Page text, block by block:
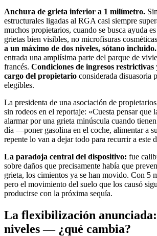
Anchura de grieta inferior a 1 milímetro.
estructurales ligadas al RGA casi siempre
muchos propietarios, cuando se busca ayuda
grietas bien visibles, no microfisuras
a un máximo de dos niveles, sótano incluido.
entrada una amplísima parte del parque de
francés. Condiciones de ingresos restrictivas
cargo del propietario considerada disuasoria
elegibles.
La presidenta de una asociación de
sin rodeos en el reportaje: «Cuesta pensar que
alarmar por una grieta minúscula cuando
día —poner gasolina en el coche, alimentar a
repente lo van a dejar todo para recurrir a este
La paradoja central del dispositivo: fue
sobre daños que precisamente había que
grieta, los cimientos ya se han movido. Con 5
pero el movimiento del suelo que los causó
producirse con la próxima sequía.
La flexibilización
niveles — ¿qué cambia?